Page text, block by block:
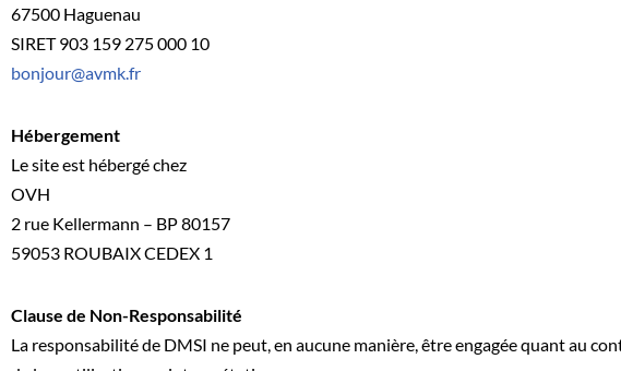
67500 Haguenau
SIRET 903 159 275 000 10
bonjour@avmk.fr
Hébergement
Le site est hébergé chez
OVH
2 rue Kellermann – BP 80157
59053 ROUBAIX CEDEX 1
Clause de Non-Responsabilité
La responsabilité de DMSI ne peut, en aucune manière, être engagée quant au